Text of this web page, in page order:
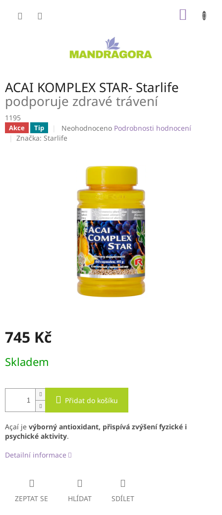
ACAI KOMPLEX STAR- Starlife
podporuje zdravé trávení
1195
Akce Tip
Průměrné
hodnocení
hvězdiček.
Neohodnoceno Podrobnosti hodnocení
Značka: Starlife
745 Kč
cena:
Skladem
Přidat do košíku
Açaí je výborný antioxidant, přispívá zvýšení fyzické i
psychické aktivity.
Detailní informace
ZEPTAT SE HLÍDAT SDÍLET